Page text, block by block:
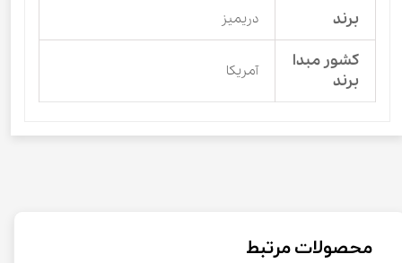
برند دریمیز
کشور مبدا
برند
آمریکا
محصولات مرتبط